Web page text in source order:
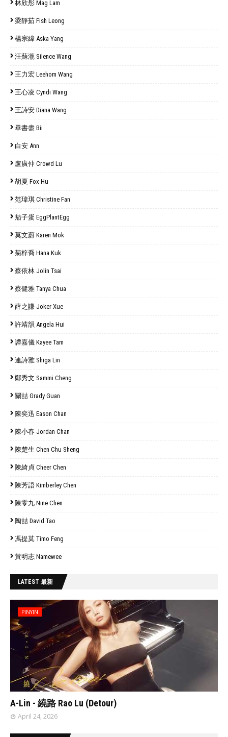
林欣彤 Mag Lam
梁靜茹 Fish Leong
楊宗緯 Aska Yang
汪蘇瀧 Silence Wang
王力宏 Leehom Wang
王心凌 Cyndi Wang
王詩安 Diana Wang
畢書盡 Bii
白安 Ann
盧廣仲 Crowd Lu
胡夏 Fox Hu
范瑋琪 Christine Fan
茄子蛋 EggPlantEgg
莫文蔚 Karen Mok
菊梓喬 Hana Kuk
蔡依林 Jolin Tsai
蔡健雅 Tanya Chua
薛之謙 Joker Xue
許靖韻 Angela Hui
譚嘉儀 Kayee Tam
連詩雅 Shiga Lin
鄭秀文 Sammi Cheng
關喆 Grady Guan
陳奕迅 Eason Chan
陳小春 Jordan Chan
陳楚生 Chen Chu Sheng
陳綺貞 Cheer Chen
陳芳語 Kimberley Chen
陳零九 Nine Chen
陶喆 David Tao
馮提莫 Timo Feng
黃明志 Namewee
LATEST 最新
PINYIN
A-Lin - 繞路 Rao Lu (Detour)
April 24, 2026